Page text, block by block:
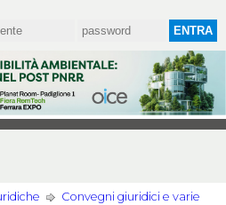
Convegni giuridici e varie